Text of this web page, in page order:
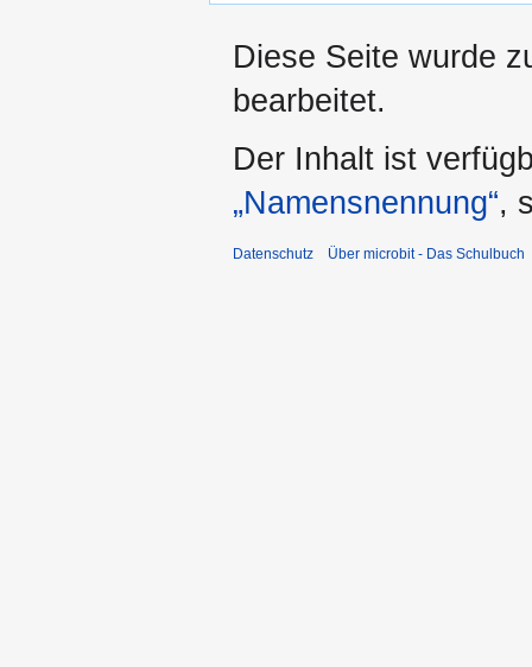
Diese Seite wurde
bearbeitet.
Der Inhalt ist
„Namensnennung“,
Datenschutz Über microbit - Das Schulbuch